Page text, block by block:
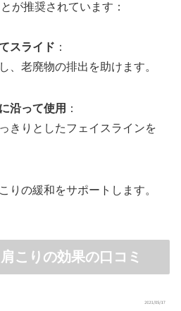
が推奨されています：
スライド ：
、老廃物の排出を助けます。
沿って使用 ：
きりとしたフェイスラインを
りの緩和をサポートします。
こりの効果の口コミ